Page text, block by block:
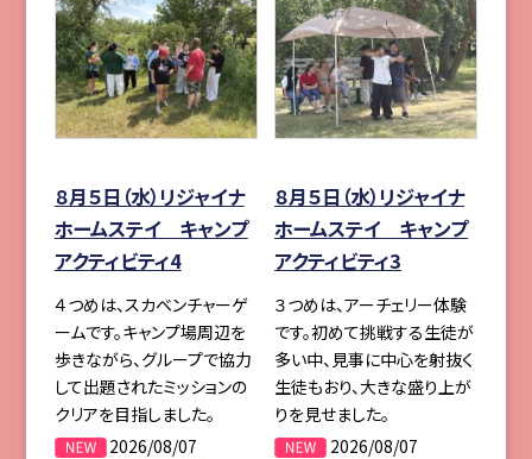
８月５日（水）リジャイナ
ホームステイ キャンプ
アクティビティ4
４つめは、スカベンチャーゲ
ームです。キャンプ場周辺を
歩きながら、グループで協力
して出題されたミッションの
クリアを目指しました。
2026/08/07
８月５日（水）リジャイナ
ホームステイ キャンプ
アクティビティ3
３つめは、アーチェリー体験
です。初めて挑戦する生徒が
多い中、見事に中心を射抜く
生徒もおり、大きな盛り上が
りを見せました。
2026/08/07